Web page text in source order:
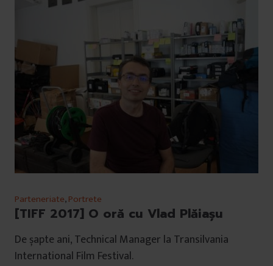
Parteneriate,Portrete
[TIFF 2017] O oră cu Vlad Plăiașu
De șapte ani, Technical Manager la Transilvania
International Film Festival.